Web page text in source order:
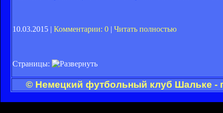
10.03.2015 | Комментарии: 0 | Читать полностью
Страницы:
© Немецкий футбольный клуб Шальке -